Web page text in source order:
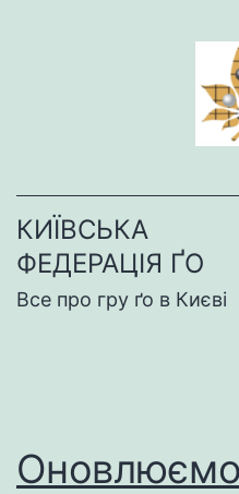
КИЇВСЬКА
ФЕДЕРАЦІЯ ҐО
Все про гру ґо в Києві